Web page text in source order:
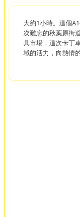
大約1小時。這個
次難忘的秋葉原街
具市場，這次卡丁
域的活力，向熱情